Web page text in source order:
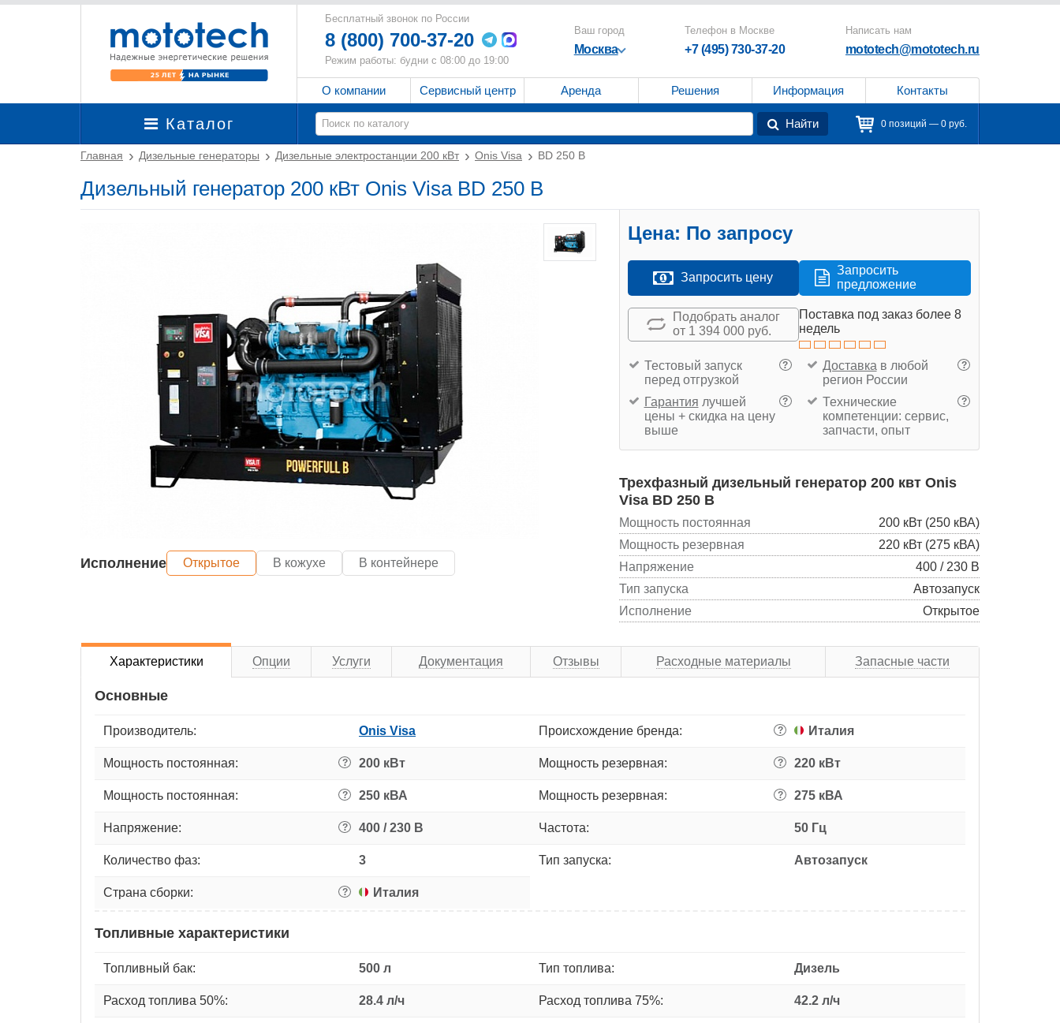
Бесплатный звонок по России
8 (800) 700-37-20
Режим работы: будни с 08:00 до 19:00
Ваш город
Москва
Телефон в Москве
+7 (495) 730-37-20
Написать нам
mototech@mototech.ru
О компании Сервисный центр Аренда Решения Информация Контакты
Каталог Найти 0 позиций — 0 руб.
Главная Дизельные генераторы Дизельные электростанции 200 кВт Onis Visa BD 250 B
Дизельный генератор 200 кВт Onis Visa BD 250 B
Исполнение Открытое В кожухе В контейнере
Цена: По запросу
Запросить цену
Запросить
предложение
Подобрать аналог
от 1 394 000 руб.
Поставка под заказ более 8
недель
?
Тестовый запуск
перед отгрузкой
?
Доставка в любой
регион России
?
Гарантия лучшей
цены + скидка на цену
выше
?
Технические
компетенции: сервис,
запчасти, опыт
Трехфазный дизельный генератор 200 квт Onis
Visa BD 250 B
Мощность постоянная
200 кВт (250 кВА)
Мощность резервная
220 кВт (275 кВА)
Напряжение
400 / 230 В
Тип запуска
Автозапуск
Исполнение
Открытое
Характеристики Опции Услуги Документация Отзывы Расходные материалы Запасные части
Основные
Производитель: Onis Visa Происхождение бренда: ? Италия
Мощность постоянная: ? 200 кВт Мощность резервная: ? 220 кВт
Мощность постоянная: ? 250 кВА Мощность резервная: ? 275 кВА
Напряжение: ? 400 / 230 В Частота: 50 Гц
Количество фаз: 3 Тип запуска: Автозапуск
Страна сборки: ? Италия
Топливные характеристики
Топливный бак: 500 л Тип топлива: Дизель
Расход топлива 50%: 28.4 л/ч Расход топлива 75%: 42.2 л/ч